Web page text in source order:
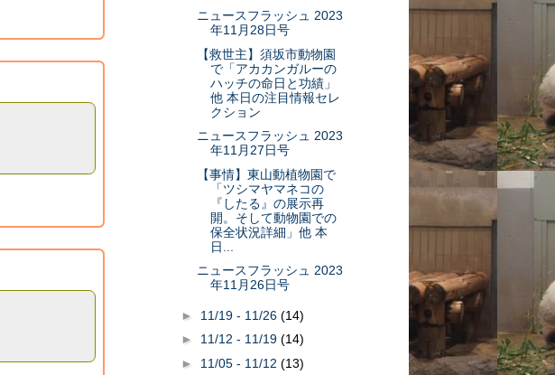
ニュースフラッシュ 2023
年11月28日号
【救世主】須坂市動物園
で「アカカンガルーの
ハッチの命日と功績」
他 本日の注目情報セレ
クション
ニュースフラッシュ 2023
年11月27日号
【事情】東山動植物園で
「ツシマヤマネコの
『したる』の展示再
開。そして動物園での
保全状況詳細」他 本
日...
ニュースフラッシュ 2023
年11月26日号
► 11/19 - 11/26 (14)
► 11/12 - 11/19 (14)
► 11/05 - 11/12 (13)